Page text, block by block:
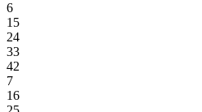
6
15
24
33
42
7
16